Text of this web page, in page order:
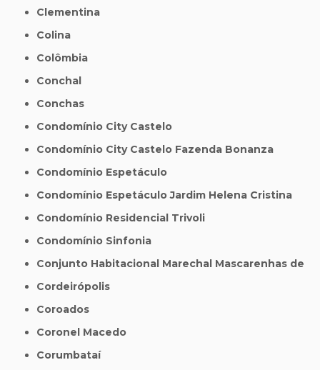
Clementina
Colina
Colômbia
Conchal
Conchas
Condomínio City Castelo
Condomínio City Castelo Fazenda Bonanza
Condomínio Espetáculo
Condomínio Espetáculo Jardim Helena Cristina
Condomínio Residencial Trivoli
Condomínio Sinfonia
Conjunto Habitacional Marechal Mascarenhas de
Cordeirópolis
Coroados
Coronel Macedo
Corumbataí